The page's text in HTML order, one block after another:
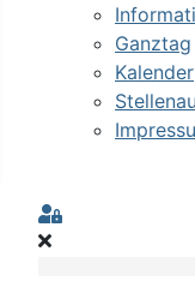
Ganztag
Kalender
Sign In